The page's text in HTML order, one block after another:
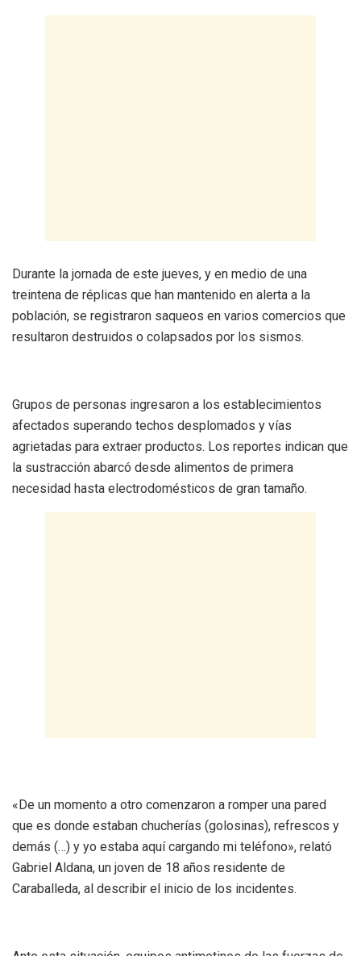
Durante la jornada de este jueves, y en medio de una
treintena de réplicas que han mantenido en alerta a la
población, se registraron saqueos en varios comercios que
resultaron destruidos o colapsados por los sismos.
Grupos de personas ingresaron a los establecimientos
afectados superando techos desplomados y vías
agrietadas para extraer productos. Los reportes indican que
la sustracción abarcó desde alimentos de primera
necesidad hasta electrodomésticos de gran tamaño.
«De un momento a otro comenzaron a romper una pared
que es donde estaban chucherías (golosinas), refrescos y
demás (…) y yo estaba aquí cargando mi teléfono», relató
Gabriel Aldana, un joven de 18 años residente de
Caraballeda, al describir el inicio de los incidentes.